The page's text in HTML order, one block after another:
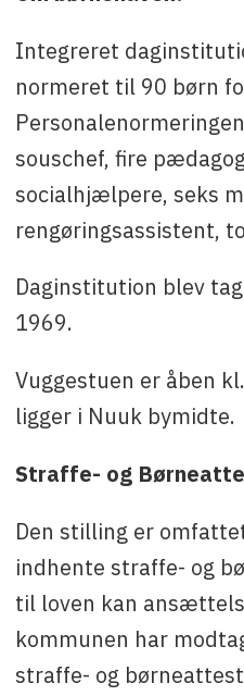
Integreret
normeret til 90 børn
souschef, fire
socialhjælpere, seks
rengøringsassistent,
Daginstitution blev
1969.
Vuggestuen er åben
ligger i Nuuk bymidte.
Straffe- og
Den stilling er
indhente straffe- og
til loven kan
kommunen har
straffe- og